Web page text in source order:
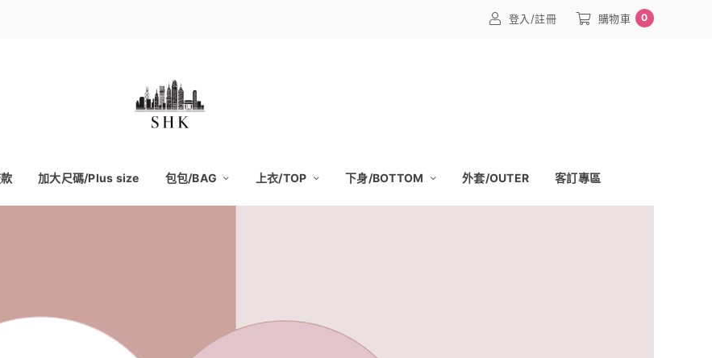
登入/註冊 購物車 0
加大尺碼/Plus size 包包/BAG 上衣/TOP 下身/BOTTOM 外套/OUTER 客訂專區